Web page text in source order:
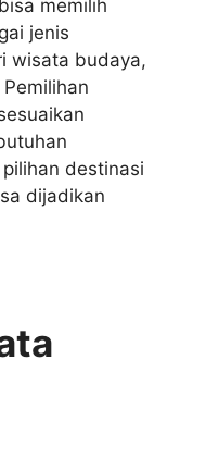
memilih
jenis
wisata budaya,
destinasi
dijadikan